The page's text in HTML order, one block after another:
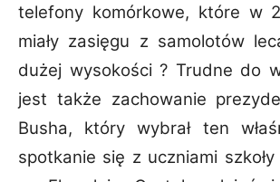
telefony komórkowe, które w
miały zasięgu z samolotów
dużej wysokości ? Trudne do
jest także zachowanie
Busha, który wybrał ten
spotkanie się z uczniami